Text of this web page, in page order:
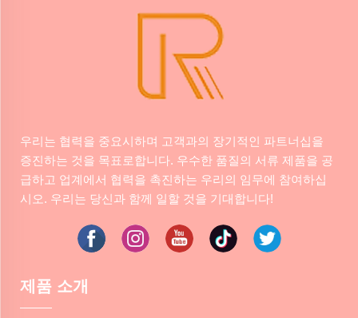
우리는 협력을 중요시하며 고객과의 장기적인 파트너십을
증진하는 것을 목표로합니다. 우수한 품질의 서류 제품을 공
급하고 업계에서 협력을 촉진하는 우리의 임무에 참여하십
시오. 우리는 당신과 함께 일할 것을 기대합니다!
제품 소개